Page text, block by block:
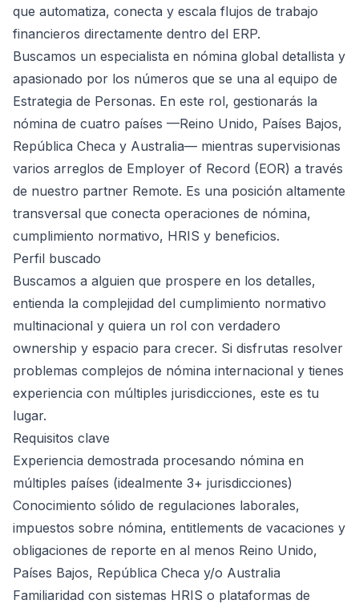
que automatiza, conecta y escala flujos de trabajo
financieros directamente dentro del ERP.
Buscamos un especialista en nómina global detallista y
apasionado por los números que se una al equipo de
Estrategia de Personas. En este rol, gestionarás la
nómina de cuatro países —Reino Unido, Países Bajos,
República Checa y Australia— mientras supervisionas
varios arreglos de Employer of Record (EOR) a través
de nuestro partner Remote. Es una posición altamente
transversal que conecta operaciones de nómina,
cumplimiento normativo, HRIS y beneficios.
Perfil buscado
Buscamos a alguien que prospere en los detalles,
entienda la complejidad del cumplimiento normativo
multinacional y quiera un rol con verdadero
ownership y espacio para crecer. Si disfrutas resolver
problemas complejos de nómina internacional y tienes
experiencia con múltiples jurisdicciones, este es tu
lugar.
Requisitos clave
Experiencia demostrada procesando nómina en
múltiples países (idealmente 3+ jurisdicciones)
Conocimiento sólido de regulaciones laborales,
impuestos sobre nómina, entitlements de vacaciones y
obligaciones de reporte en al menos Reino Unido,
Países Bajos, República Checa y/o Australia
Familiaridad con sistemas HRIS o plataformas de